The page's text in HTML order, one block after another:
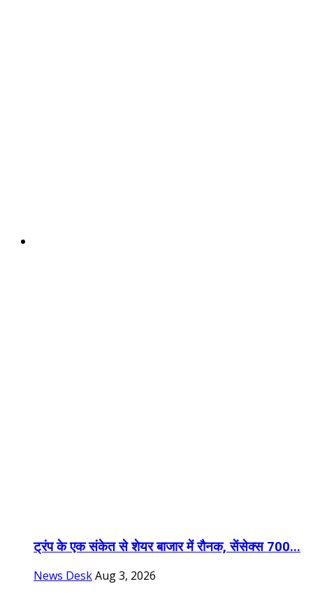
ट्रंप के एक संकेत से शेयर बाजार में रौनक, सेंसेक्स 700...
News DeskAug 3, 2026